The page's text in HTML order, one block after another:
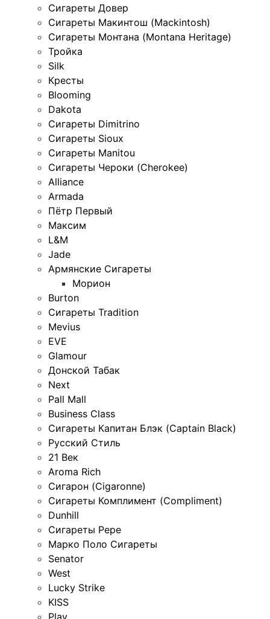
Сигареты Довер
Сигареты Макинтош (Mackintosh)
Сигареты Монтана (Montana Heritage)
Тройка
Silk
Кресты
Blooming
Dakota
Сигареты Dimitrino
Сигареты Sioux
Сигареты Manitou
Сигареты Чероки (Cherokee)
Alliance
Armada
Пётр Первый
Максим
L&M
Jade
Армянские Сигареты
Морион
Burton
Сигареты Tradition
Mevius
EVE
Glamour
Донской Табак
Next
Pall Mall
Business Class
Сигареты Капитан Блэк (Captain Black)
Русский Стиль
21 Век
Aroma Rich
Сигарон (Cigaronne)
Сигареты Комплимент (Compliment)
Dunhill
Сигареты Pepe
Марко Поло Сигареты
Senator
West
Lucky Strike
KISS
Play